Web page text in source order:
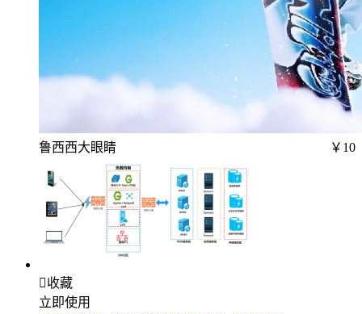
鲁西西大眼睛 ￥10
收藏
立即使用